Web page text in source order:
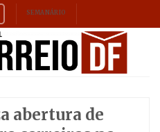
SEMANÁRIO
abertura de